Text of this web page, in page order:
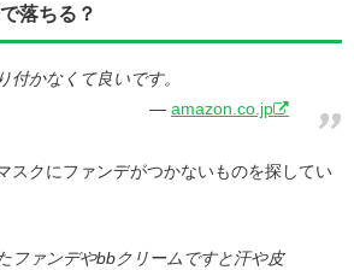
落ちる？
付かなくて良いです。
amazon.co.jp
スクにファンデがつかないものを探してい
ファンデやbbクリームですと汗や皮